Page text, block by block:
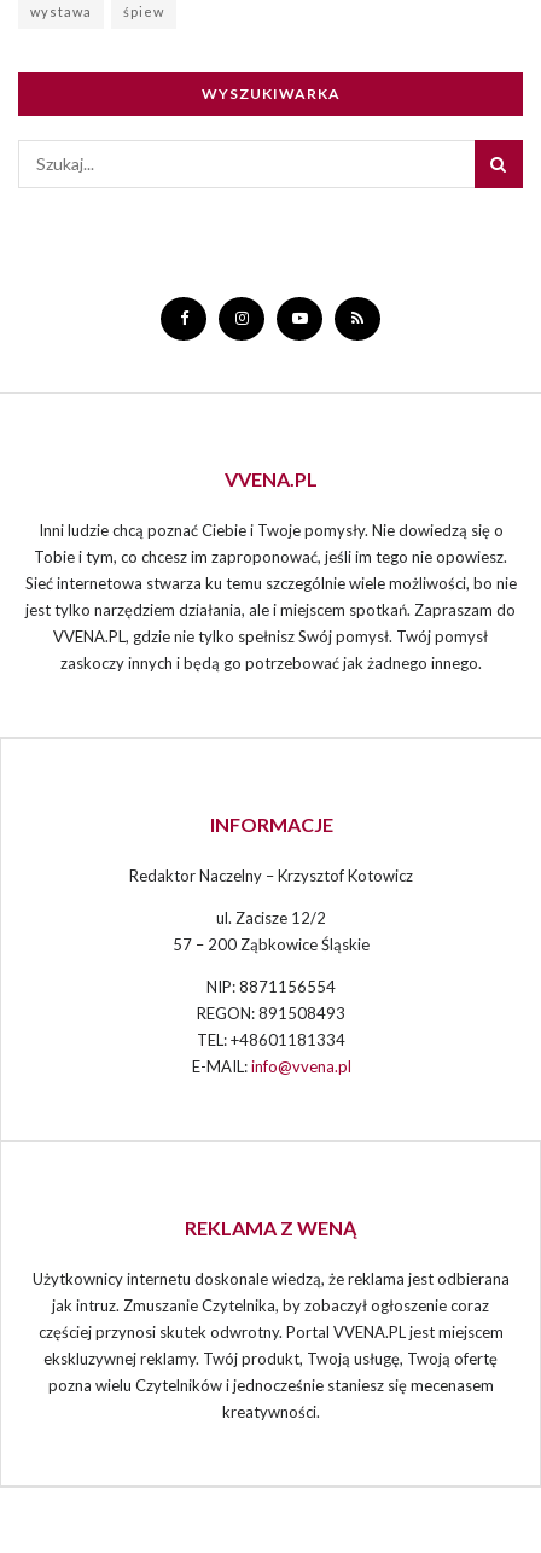
wystawa śpiew
WYSZUKIWARKA
VVENA.PL
Inni ludzie chcą poznać Ciebie i Twoje pomysły. Nie dowiedzą się o
Tobie i tym, co chcesz im zaproponować, jeśli im tego nie opowiesz.
Sieć internetowa stwarza ku temu szczególnie wiele możliwości, bo nie
jest tylko narzędziem działania, ale i miejscem spotkań. Zapraszam do
VVENA.PL, gdzie nie tylko spełnisz Swój pomysł. Twój pomysł
zaskoczy innych i będą go potrzebować jak żadnego innego.
INFORMACJE
Redaktor Naczelny – Krzysztof Kotowicz
ul. Zacisze 12/2
57 – 200 Ząbkowice Śląskie
NIP: 8871156554
REGON: 891508493
TEL: +48601181334
E-MAIL:info@vvena.pl
REKLAMA Z WENĄ
Użytkownicy internetu doskonale wiedzą, że reklama jest odbierana
jak intruz. Zmuszanie Czytelnika, by zobaczył ogłoszenie coraz
częściej przynosi skutek odwrotny. Portal VVENA.PL jest miejscem
ekskluzywnej reklamy. Twój produkt, Twoją usługę, Twoją ofertę
pozna wielu Czytelników i jednocześnie staniesz się mecenasem
kreatywności.